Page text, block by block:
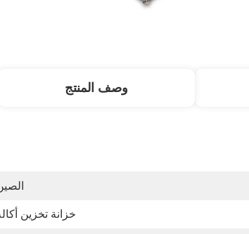
وصف المنتج
خزانة تخزين